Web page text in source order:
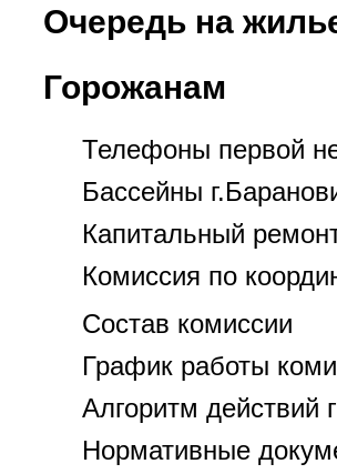
Очередь на
Горожанам
Телефоны первой
Бассейны
Капитальный
Комиссия по
Состав комиссии
График работы
Алгоритм действий
Нормативные